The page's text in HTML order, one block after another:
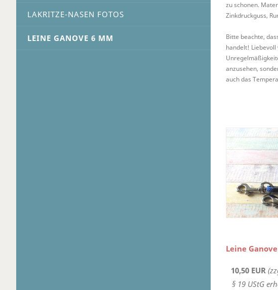
LAKRITZE-NASEN FOTOS
LEINE GANOVE 6 MM
zu schonen.
Zinkdruckguss,
Bitte beachte,
handelt!
anzusehen,
auch das
Leine
10,50 EUR
§ 19 UStG